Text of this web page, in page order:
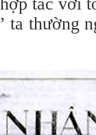
ta thường